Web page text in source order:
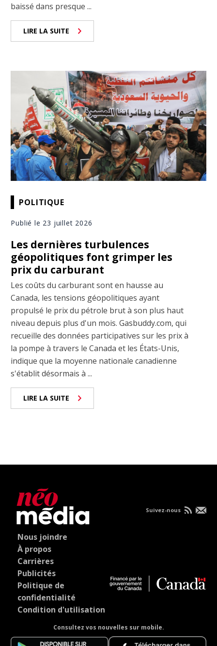
baissé dans presque ...
LIRE LA SUITE
POLITIQUE
Publié le 23 juillet 2026
Les dernières turbulences
géopolitiques font grimper les
prix du carburant
Les coûts du carburant sont en hausse au
Canada, les tensions géopolitiques ayant
propulsé le prix du pétrole brut à son plus haut
niveau depuis plus d'un mois. Gasbuddy.com, qui
recueille des données participatives sur les prix à
la pompe à travers le Canada et les États-Unis,
indique que la moyenne nationale canadienne
s'établit désormais à ...
LIRE LA SUITE
Nous joindre
À propos
Carrières
Publicités
Politique de
confidentialité
Condition d'utilisation
Consultez vos nouvelles sur mobile.
Suivez-nous